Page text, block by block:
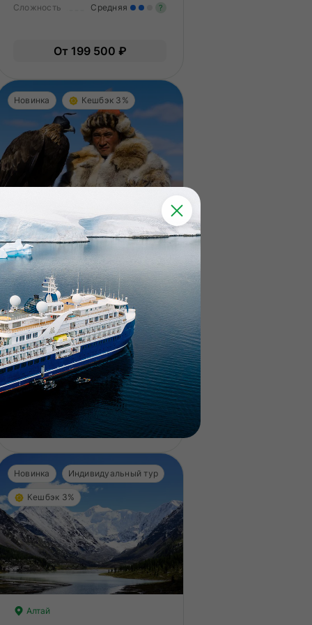
Сложность
Средняя ?
От 199 500 ₽
нагрузки. Возможно,
нужно будет физически
к туру.
Новинка Кешбэк 3%
Алтай
Крылья монгольской
степи
Фестиваль беркутчи и золотая осень
на Алтае
8 дней
29.09 — 06.10.2026
Вид отдыха
Этнотуры
Сложность
Базовая ?
Легкие нагрузки. Подходит
Опыт не нужен.
165 000 ₽
Новинка Индивидуальный тур
Кешбэк 3%
Алтай